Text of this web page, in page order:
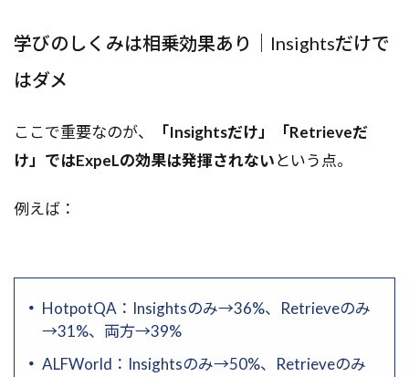
学びのしくみは相乗効果あり｜Insightsだけで
はダメ
ここで重要なのが、
「Insightsだけ」「Retrieveだ
け」ではExpeLの効果は発揮されないという点。
例えば：
HotpotQA：Insightsのみ→36%、Retrieveのみ
→31%、両方→39%
ALFWorld：Insightsのみ→50%、Retrieveのみ